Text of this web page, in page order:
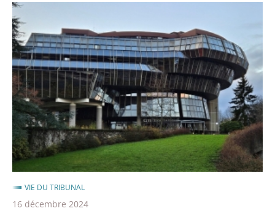
Le
président
participe
à
la
conférence
des
présidents
des
tribunaux
judiciaires
VIE DU TRIBUNAL
16 décembre 2024